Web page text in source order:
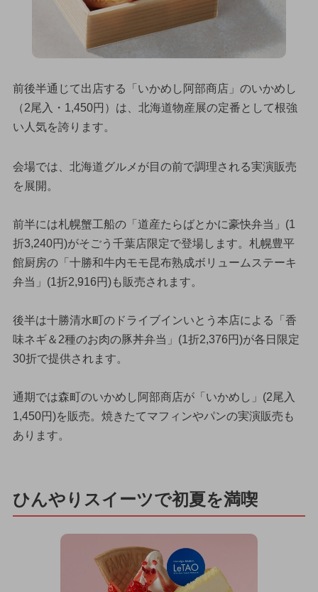
前後半通じて出店する「いかめし阿部商店」のいかめし
（2尾入・1,450円）は、北海道物産展の定番として根強
い人気を誇ります。
会場では、北海道グルメが目の前で調理される実演販売
を展開。
前半には札幌蟹工船の「道産たらばとかに豪快弁当」(1
折3,240円)がそごう千葉店限定で登場します。札幌豊平
館厨房の「十勝和牛内モモ昆布熟成ボリュームステーキ
弁当」(1折2,916円)も販売されます。
後半は十勝清水町のドライブインいとう本店による「香
味ネギ＆2種のお肉の豚丼弁当」(1折2,376円)が各日限定
30折で提供されます。
通期では森町のいかめし阿部商店が「いかめし」(2尾入
1,450円)を販売。焼きたてマフィンやパンの実演販売も
あります。
ひんやりスイーツで初夏を満喫